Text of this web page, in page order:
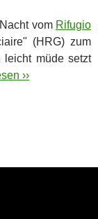
vom Rifugio
(HRG) zum
müde setzt
››